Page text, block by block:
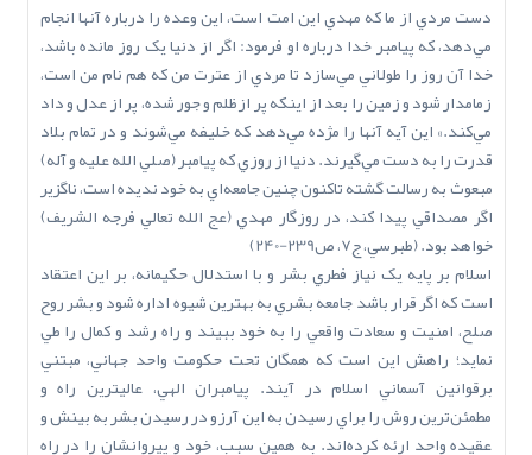
دست مردي از ما که مهدي اين امت است، اين وعده را درباره آنها انجام
مي‌دهد، که پيامبر خدا درباره او فرمود: اگر از دنيا يک روز مانده باشد،
خدا آن روز را طولاني مي‌سازد تا مردي از عترت من که هم نام من است،
زمامدار شود و زمين را بعد از اينکه پر ازظلم و جور شده، پر از عدل و داد
مي‌کند.» اين آيه آنها را مژده مي‌دهد که خليفه مي‌شوند و در تمام بلاد
قدرت را به دست مي‌گيرند. دنيا از روزي که پيامبر (صلي ‌الله‌ عليه‌ و آله)
مبعوث به رسالت گشته تاکنون چنين جامعه‌اي به خود نديده است، ناگزير
اگر مصداقي پيدا کند، در روزگار مهدي (عج ‌الله‌ تعالي‌ فرجه ‌الشريف)
خواهد بود. (طبرسي، ج7، ص239-240)
اسلام بر پايه يک نياز فطري بشر و با استدلال حکيمانه، بر اين اعتقاد
است که اگر قرار باشد جامعه بشري به بهترين شيوه اداره شود و بشر روح
صلح، امنيت و سعادت واقعي را به خود ببيند و راه رشد و کمال را طي
نمايد؛ راهش اين است که همگان تحت حکومت واحد جهاني، مبتني
برقوانين آسماني اسلام در آيند. پيامبران الهي، عاليترين راه و
مطمئن‌ترين روش را براي رسيدن به اين آرزو در رسيدن بشر به بينش و
عقيده واحد ارئه کرده‌اند. به همين سبب، خود و پيروانشان را در راه